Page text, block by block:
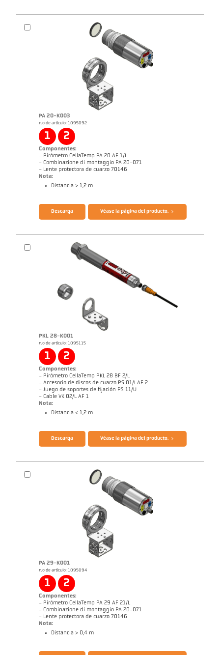
PA 20-K003
n.o de artículo: 1095092
1 2
Componentes:
- Pirómetro CellaTemp PA 20 AF 1/L
- Combinazione di montaggio PA 20-071
- Lente protectora de cuarzo 70146
Nota:
Distancia > 1,2 m
Informe de aplicación Aluminio Informe de aplicación CellaCombustion
Informe de aplicación CellaCast
Declaración de conformidad Declaration de
Conformity PKxy
Descarga Véase la página del producto.
PKL 28-K001
n.o de artículo: 1095115
1 2
Componentes:
- Pirómetro CellaTemp PKL 28 BF 2/L
- Accesorio de discos de cuarzo PS 01/I AF 2
- Juego de soportes de fijación PS 11/U
- Cable VK 02/L AF 1
Nota:
Distancia < 1,2 m
Folleto CellaTemp PK PKF PKL
Descarga Véase la página del producto.
PA 29-K001
n.o de artículo: 1095094
1 2
Componentes:
- Pirómetro CellaTemp PA 29 AF 21/L
- Combinazione di montaggio PA 20-071
- Lente protectora de cuarzo 70146
Nota:
Distancia > 0,4 m
Folleto CellaTemp PA